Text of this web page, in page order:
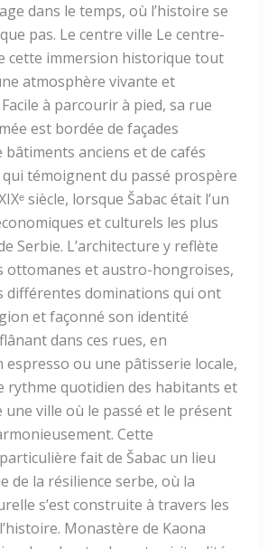
dans le temps, où l’histoire se
pas. Le centre ville Le centre-
cette immersion historique tout
atmosphère vivante et
à parcourir à pied, sa rue
est bordée de façades
bâtiments anciens et de cafés
témoignent du passé prospère
siècle, lorsque Šabac était l’un
et culturels les plus
Serbie. L’architecture y reflète
ottomanes et austro-hongroises,
différentes dominations qui ont
et façonné son identité
dans ces rues, en
ou une pâtisserie locale,
rythme quotidien des habitants et
une ville où le passé et le présent
Cette
fait de Šabac un lieu
de la résilience serbe, où la
s’est construite à travers les
Monastère de Kaona